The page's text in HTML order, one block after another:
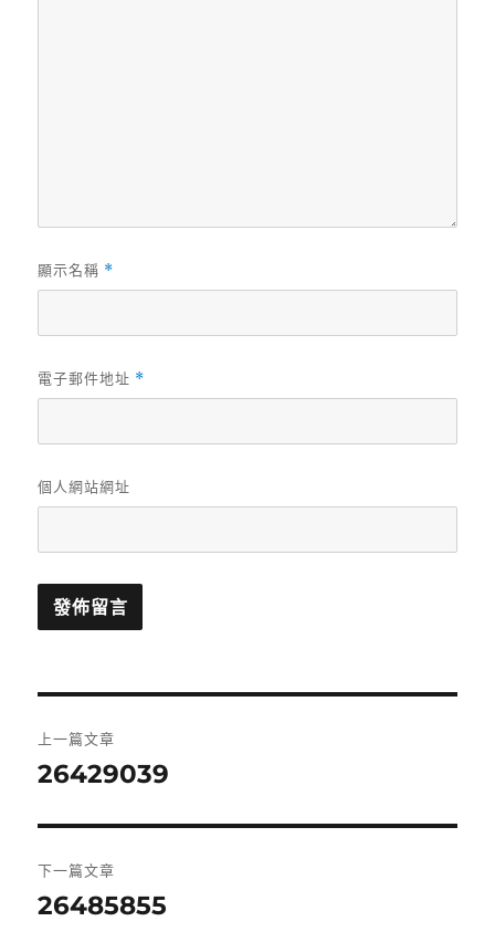
顯示名稱 *
電子郵件地址 *
個人網站網址
章
覽
上一篇文章
上
篇
文
章:
26429039
下一篇文章
下
26485855